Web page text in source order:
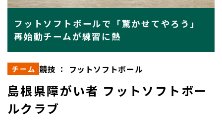
フットソフトボールで「驚かせてやろう」
再始動チームが練習に熱
チーム 競技 ： フットソフトボール
島根県障がい者 フットソフトボー
ルクラブ